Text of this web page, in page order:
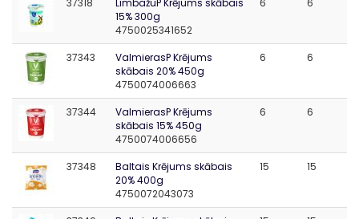
37318
LimbažuP Krējums skābais
15% 300g
4750025341652
6 6
37343
ValmierasP Krējums
skābais 20% 450g
4750074006663
6 6
37344
ValmierasP Krējums
skābais 15% 450g
4750074006656
6 6
37348
Baltais Krējums skābais
20% 400g
4750072043073
15 15